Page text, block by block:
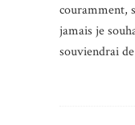
couramment,
jamais je
souviendrai